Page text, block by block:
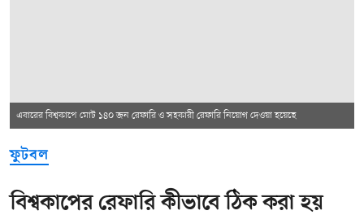
এবারের বিশ্বকাপে মোট ১৪০ জন রেফারি ও সহকারী রেফারি নিয়োগ দেওয়া হয়েছে
ফুটবল
বিশ্বকাপের রেফারি কীভাবে ঠিক করা হয়